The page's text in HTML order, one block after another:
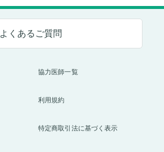
よくあるご質問
協力医師一覧
利用規約
特定商取引法に基づく表示